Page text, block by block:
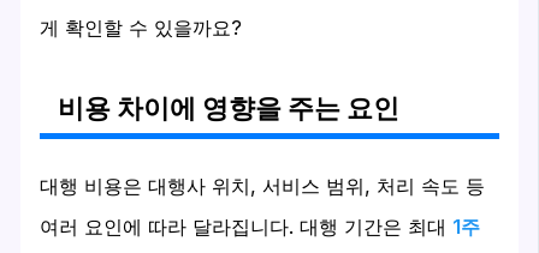
게 확인할 수 있을까요?
비용 차이에 영향을 주는 요인
대행 비용은 대행사 위치, 서비스 범위, 처리 속도 등
여러 요인에 따라 달라집니다. 대행 기간은 최대 1주